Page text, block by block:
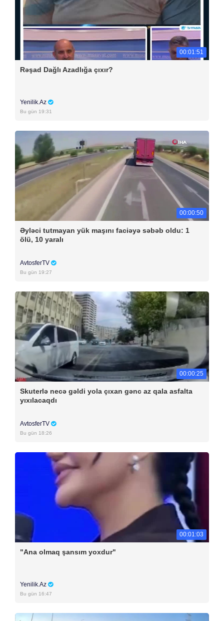
00:01:51
Rəşad Dağlı Azadlığa çıxır?
Yenilik.Az
Bu gün 19:31
00:00:50
Əyləci tutmayan yük maşını faciəyə səbəb oldu: 1
ölü, 10 yaralı
AvtosferTV
Bu gün 19:27
00:00:25
Skuterlə necə gəldi yola çıxan gənc az qala asfalta
yıxılacaqdı
AvtosferTV
Bu gün 18:26
00:01:03
"Ana olmaq şansım yoxdur"
Yenilik.Az
Bu gün 16:47